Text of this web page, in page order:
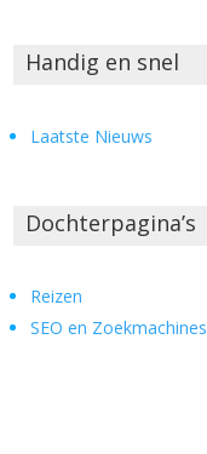
Handig en snel
Laatste Nieuws
Dochterpagina’s
Reizen
SEO en Zoekmachines